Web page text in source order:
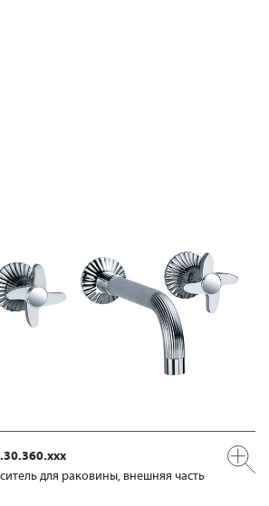
для раковины, внешняя часть